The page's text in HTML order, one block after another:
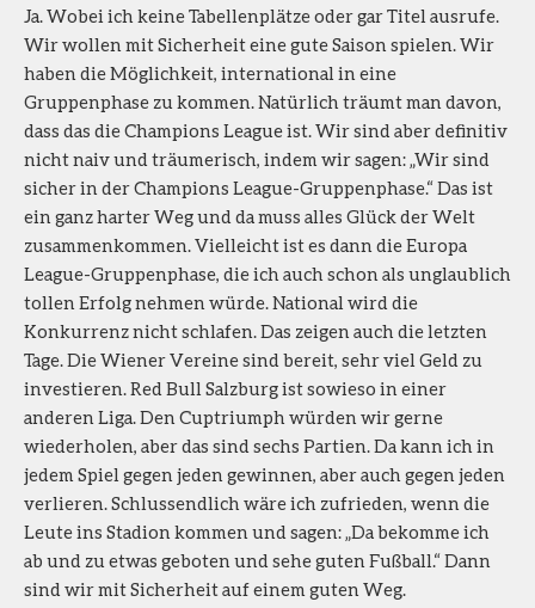
Ja. Wobei ich keine Tabellenplätze oder gar Titel ausrufe.
Wir wollen mit Sicherheit eine gute Saison spielen. Wir
haben die Möglichkeit, international in eine
Gruppenphase zu kommen. Natürlich träumt man davon,
dass das die Champions League ist. Wir sind aber definitiv
nicht naiv und träumerisch, indem wir sagen: „Wir sind
sicher in der Champions League-Gruppenphase.“ Das ist
ein ganz harter Weg und da muss alles Glück der Welt
zusammenkommen. Vielleicht ist es dann die Europa
League-Gruppenphase, die ich auch schon als unglaublich
tollen Erfolg nehmen würde. National wird die
Konkurrenz nicht schlafen. Das zeigen auch die letzten
Tage. Die Wiener Vereine sind bereit, sehr viel Geld zu
investieren. Red Bull Salzburg ist sowieso in einer
anderen Liga. Den Cuptriumph würden wir gerne
wiederholen, aber das sind sechs Partien. Da kann ich in
jedem Spiel gegen jeden gewinnen, aber auch gegen jeden
verlieren. Schlussendlich wäre ich zufrieden, wenn die
Leute ins Stadion kommen und sagen: „Da bekomme ich
ab und zu etwas geboten und sehe guten Fußball.“ Dann
sind wir mit Sicherheit auf einem guten Weg.